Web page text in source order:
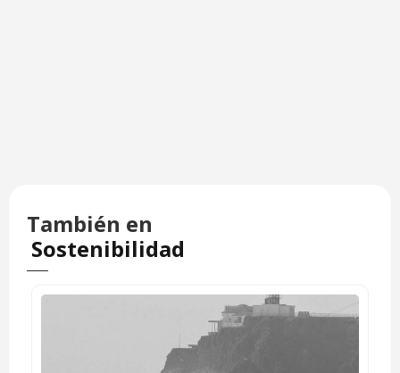
También en
Sostenibilidad